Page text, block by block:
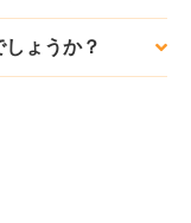
ょうか？